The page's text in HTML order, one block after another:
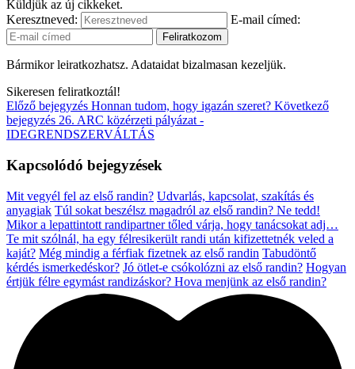
Küldjük az új cikkeket.
Keresztneved:
E-mail címed:
Bármikor leiratkozhatsz. Adataidat bizalmasan kezeljük.
Sikeresen feliratkoztál!
Előző bejegyzés Honnan tudom, hogy igazán szeret? Következő
bejegyzés 26. ARC közérzeti pályázat -
IDEGRENDSZERVÁLTÁS
Kapcsolódó bejegyzések
Mit vegyél fel az első randin? Udvarlás, kapcsolat, szakítás és
anyagiak Túl sokat beszélsz magadról az első randin? Ne tedd!
Mikor a lepattintott randipartner tőled várja, hogy tanácsokat adj…
Te mit szólnál, ha egy félresikerült randi után kifizettetnék veled a
kaját? Még mindig a férfiak fizetnek az első randin Tabudöntő
kérdés ismerkedéskor? Jó ötlet-e csókolózni az első randin? Hogyan
értjük félre egymást randizáskor? Hova menjünk az első randin?